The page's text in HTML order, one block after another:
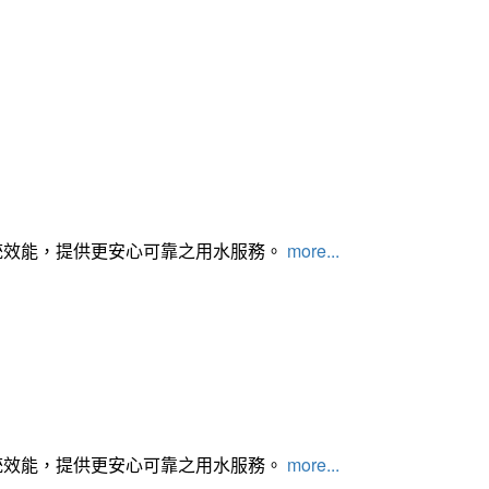
能，提供更安心可靠之用水服務。 more...
能，提供更安心可靠之用水服務。 more...